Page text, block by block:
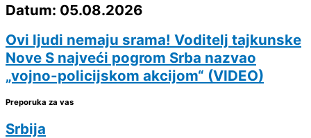
Datum: 05.08.2026
Ovi ljudi nemaju srama! Voditelj tajkunske
Nove S najveći pogrom Srba nazvao
„vojno-policijskom akcijom“ (VIDEO)
Preporuka za vas
Srbija